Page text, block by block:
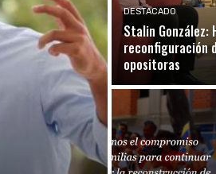
DESTACADO
Stalin González:
reconfiguración
opositoras